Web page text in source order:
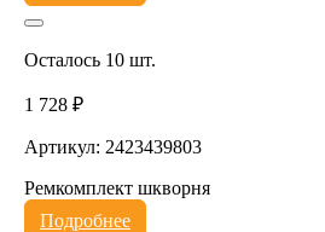
Осталось 10 шт.
1 728 ₽
Артикул: 2423439803
Ремкомплект шкворня
Подробнее